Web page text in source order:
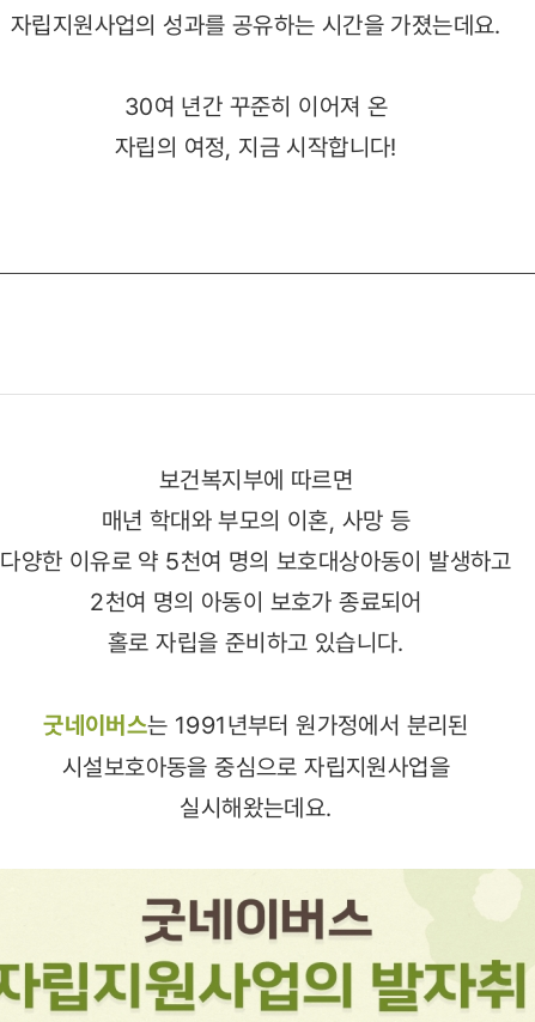
자립지원사업의 성과를 공유하는 시간을 가졌는데요.
30여 년간 꾸준히 이어져 온
자립의 여정, 지금 시작합니다!
보건복지부에 따르면
매년 학대와 부모의 이혼, 사망 등
다양한 이유로 약 5천여 명의 보호대상아동이 발생하고
2천여 명의 아동이 보호가 종료되어
홀로 자립을 준비하고 있습니다.
굿네이버스는 1991년부터 원가정에서 분리된
시설보호아동을 중심으로 자립지원사업을
실시해왔는데요.